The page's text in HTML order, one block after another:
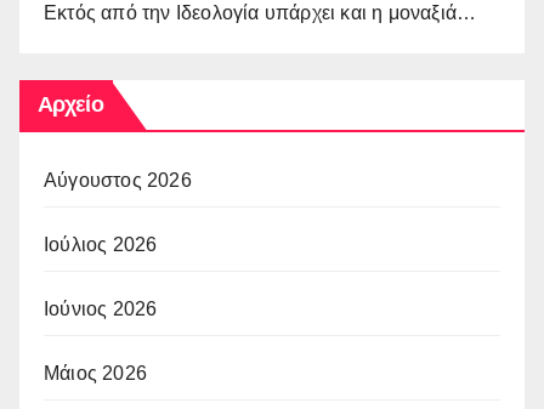
Εκτός από την Ιδεολογία υπάρχει και η μοναξιά…
Αρχείο
Αύγουστος 2026
Ιούλιος 2026
Ιούνιος 2026
Μάιος 2026